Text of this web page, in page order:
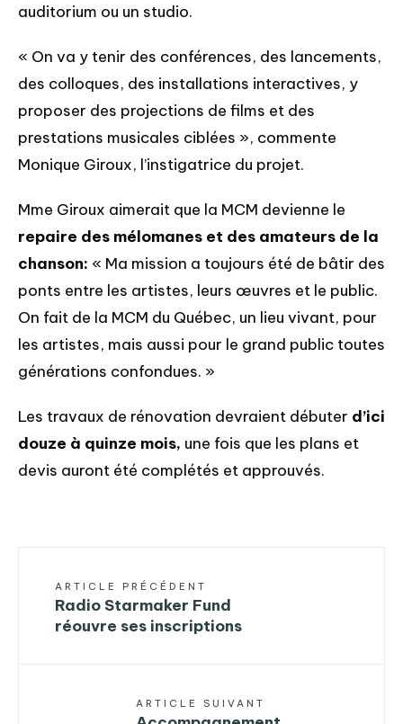
auditorium ou un studio.
« On va y tenir des conférences, des lancements,
des colloques, des installations interactives, y
proposer des projections de films et des
prestations musicales ciblées », commente
Monique Giroux, l’instigatrice du projet.
Mme Giroux aimerait que la MCM devienne le
repaire des mélomanes et des amateurs de la
chanson: « Ma mission a toujours été de bâtir des
ponts entre les artistes, leurs œuvres et le public.
On fait de la MCM du Québec, un lieu vivant, pour
les artistes, mais aussi pour le grand public toutes
générations confondues. »
Les travaux de rénovation devraient débuter d’ici
douze à quinze mois, une fois que les plans et
devis auront été complétés et approuvés.
ARTICLE PRÉCÉDENT
Radio Starmaker Fund
réouvre ses inscriptions
ARTICLE SUIVANT